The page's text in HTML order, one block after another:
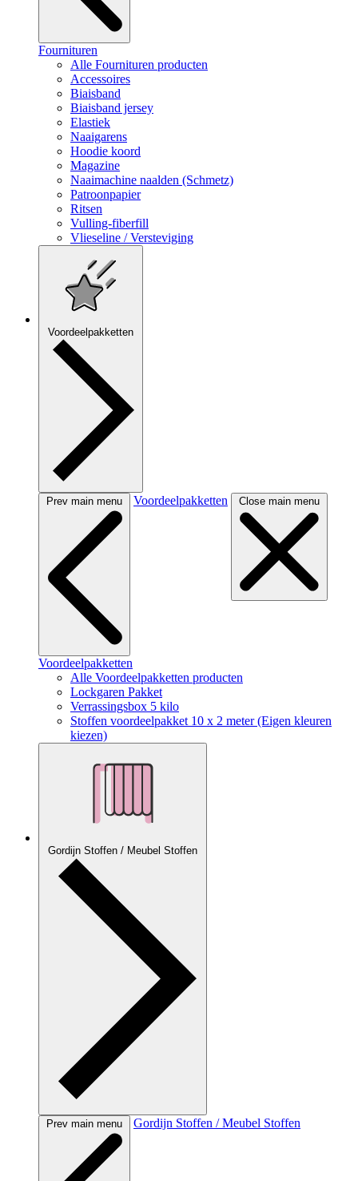
Fournituren
Alle Fournituren producten
Accessoires
Biaisband
Biaisband jersey
Elastiek
Naaigarens
Hoodie koord
Magazine
Naaimachine naalden (Schmetz)
Patroonpapier
Ritsen
Vulling-fiberfill
Vlieseline / Versteviging
Voordeelpakketten
Prev main menu Voordeelpakketten Close main menu
Voordeelpakketten
Alle Voordeelpakketten producten
Lockgaren Pakket
Verrassingsbox 5 kilo
Stoffen voordeelpakket 10 x 2 meter (Eigen kleuren
kiezen)
Gordijn Stoffen / Meubel Stoffen
Prev main menu Gordijn Stoffen / Meubel Stoffen